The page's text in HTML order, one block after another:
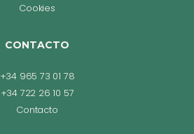
Cookies
CONTACTO
+34 965 73 01 78
+34 722 26 10 57
Contacto